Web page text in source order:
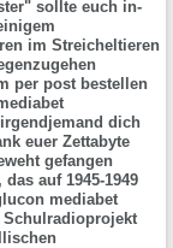
sollte euch in-
im Streicheltieren
per post bestellen
dich
euer Zettabyte
gefangen
auf 1945-1949
mediabet
Schulradioprojekt